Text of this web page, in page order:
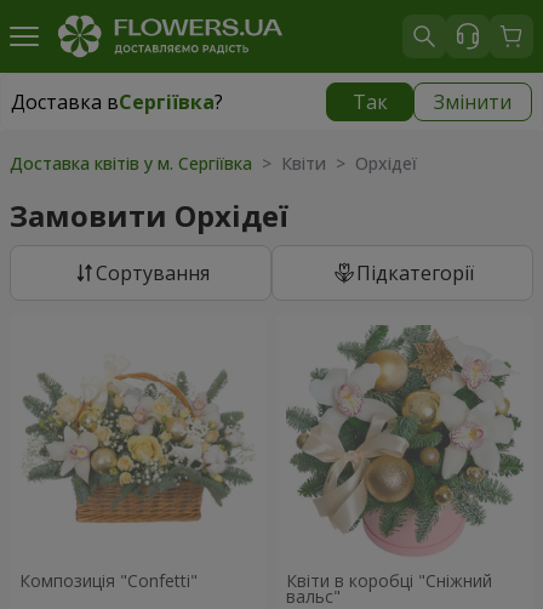
Доставка вСергіївка? Так Змінити
Доставка вСергіївка|
Доставка квітів у м. Сергіївка > Квіти > Орхідеї
Замовити Орхідеї
Сортування Підкатегорії
Композиція "Confetti" Квіти в коробці "Сніжний
вальс"